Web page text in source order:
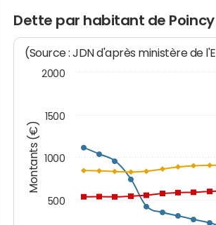
Dette par habitant de Poincy
Montants (€)
(Source : JDN d'après ministère de
500
1000
1500
2000